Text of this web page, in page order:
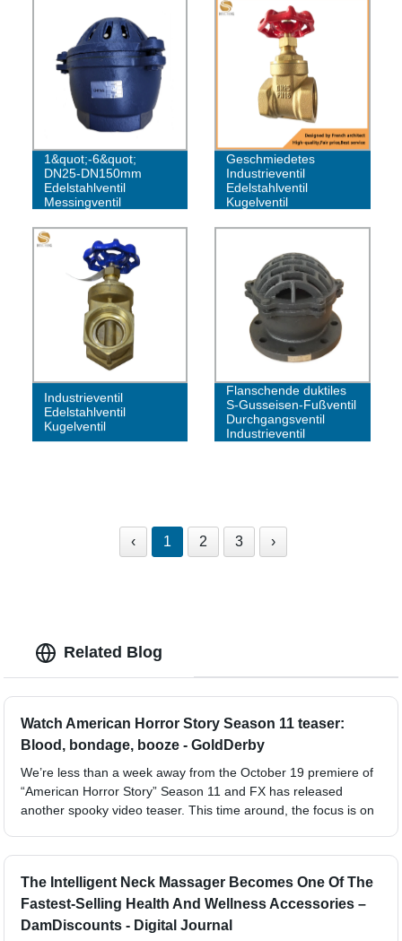
1&quot;-6&quot;
DN25-DN150mm
Edelstahlventil
Messingventil
Geschmiedetes
Industrieventil
Edelstahlventil
Kugelventil
Industrieventil
Edelstahlventil
Kugelventil
Flanschende duktiles
S-Gusseisen-Fußventil
Durchgangsventil
Industrieventil
‹ 1 2 3 ›
Related Blog
Watch American Horror Story Season 11 teaser:
Blood, bondage, booze - GoldDerby
We’re less than a week away from the October 19 premiere of
“American Horror Story” Season 11 and FX has released
another spooky video teaser. This time around, the focus is on
The Intelligent Neck Massager Becomes One Of The
Fastest-Selling Health And Wellness Accessories –
DamDiscounts - Digital Journal